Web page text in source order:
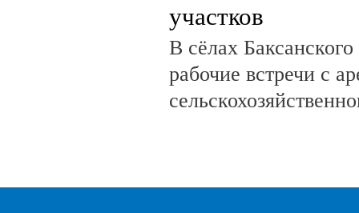
участков
В сёлах
рабочие встречи с